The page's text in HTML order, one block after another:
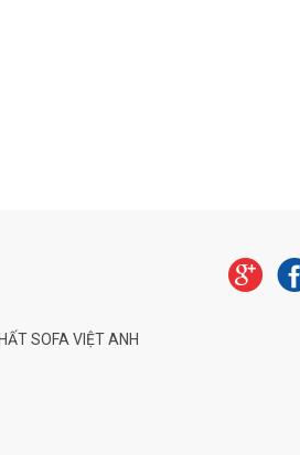
SOFA VIỆT ANH